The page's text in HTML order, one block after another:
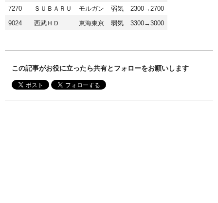
7270
ＳＵＢＡＲＵ モルガン 弱気
2300→2700
9024
西武ＨＤ 東海東京 弱気 3300→3000
この記事がお役に立ったら共有とフォローをお願いします